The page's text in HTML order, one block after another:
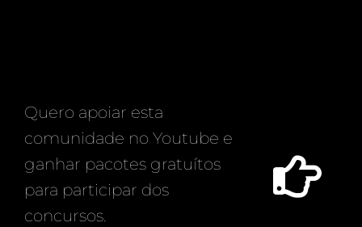
Quero apoiar esta
comunidade no Youtube e
ganhar pacotes gratuítos
para participar dos
concursos.